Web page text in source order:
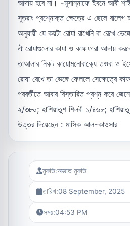
আদায় হবে না। -মুসান্নাফে ইবনে আবী
সুতরাং প্রশ্নোক্ত ক্ষেত্রে এ ছেলে বালেগ
অনুযায়ী যে কয়টা রোযা রাখেনি বা রেখে
ঐ রোযাগুলোর কাযা ও কাফফারা আদায়
তাআলার নিকট কায়োমনোবাক্যে তওবা ও
রোযা রেখে তা ভেঙ্গে ফেললে সেক্ষেত্রে
পরবর্তীতে আবার বিস্তারিত প্রশ্ন করে
২/৩৮০; হাশিয়াতুশ শিলবী ১/৪৬৮;
উত্তর দিয়েছেন : মাসিক আল-কাওসার
মুফতি:অজ্ঞাত মুফতি
তারিখ:08 September, 2025
সময়:04:53 PM